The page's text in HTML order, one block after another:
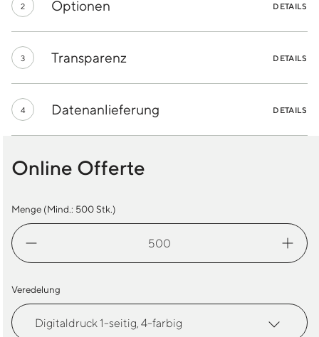
2 Optionen DETAILS
3 Transparenz DETAILS
4 Datenanlieferung DETAILS
Online Offerte
Menge (Mind.: 500Stk.)
Aufkleberbögen
Menge
Veredelung